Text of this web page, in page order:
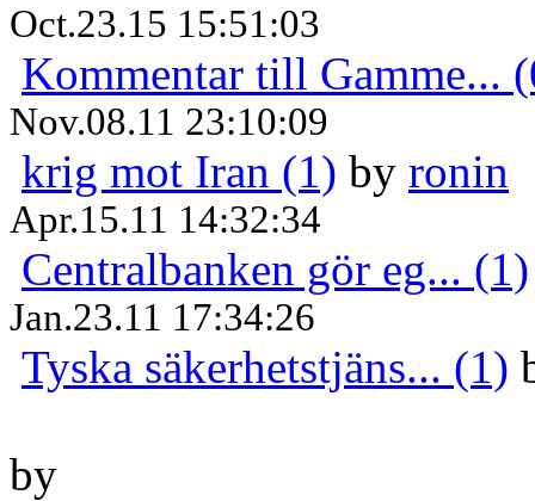
Oct.23.15 15:51:03
Kommentar till Gamme...
Nov.08.11 23:10:09
krig mot Iran (1) by ronin
Apr.15.11 14:32:34
Centralbanken gör eg... (1)
Jan.23.11 17:34:26
Tyska säkerhetstjäns... (1)
by